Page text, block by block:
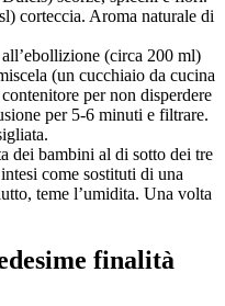
corteccia. Aroma naturale di
all’ebollizione (circa 200 ml)
(un cucchiaio da cucina
per non disperdere
per 5-6 minuti e filtrare.
dei bambini al di sotto dei tre
come sostituti di una
teme l’umidita. Una volta
finalità